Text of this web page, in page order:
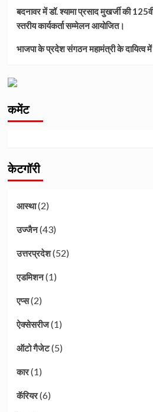
बदनावर में डॉ. श्यामा प्रसाद मुखर्जी की
स्तरीय कार्यकर्ता सम्मेलन आयोजित।
भाजपा के प्रदेश संगठन महामंत्री के दायित्व में
कमेंट
केटगॉरी
आस्था(2)
उज्जैन(43)
उत्तरप्रदेश(52)
एडमिशन(1)
एप्स(2)
ऐक्सेसरीज(1)
ऑटो गैजेट(5)
कार(1)
कॅरियर(6)